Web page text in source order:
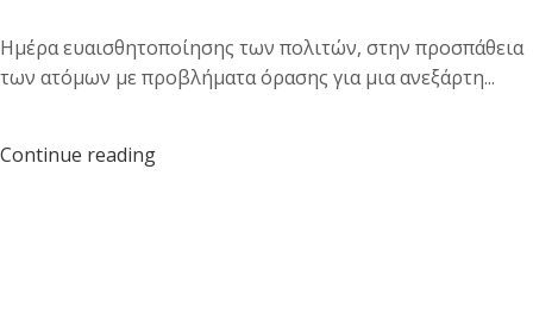
Ημέρα ευαισθητοποίησης των πολιτών, στην προσπάθεια
των ατόμων με προβλήματα όρασης για μια ανεξάρτη...
Continue reading